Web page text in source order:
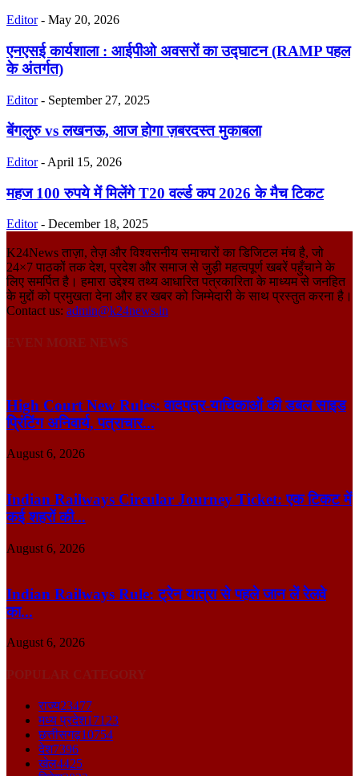
Editor - May 20, 2026
एनएसई कार्यशाला : आईपीओ अवसरों का उद्घाटन (RAMP पहल
के अंतर्गत)
Editor - September 27, 2025
बेंगलुरु vs लखनऊ, आज होगा ज़बरदस्त मुकाबला
Editor - April 15, 2026
महज 100 रुपये में मिलेंगे T20 वर्ल्ड कप 2026 के मैच टिकट
Editor - December 18, 2025
K24News ताज़ा, तेज़ और विश्वसनीय समाचारों का डिजिटल मंच है, जो
24×7 पाठकों तक देश, प्रदेश और समाज से जुड़ी महत्वपूर्ण खबरें पहुँचाने के
लिए समर्पित है। हमारा उद्देश्य तथ्य आधारित पत्रकारिता के माध्यम से जनहित
के मुद्दों को प्रमुखता देना और हर खबर को जिम्मेदारी के साथ प्रस्तुत करना है।
Contact us: admin@k24news.in
High Court New Rules: वादपत्र-याचिकाओं की डबल साइड
प्रिंटिंग अनिवार्य, पत्राचार...
August 6, 2026
Indian Railways Circular Journey Ticket: एक टिकट में
कई शहरों की...
August 6, 2026
Indian Railways Rule: ट्रेन यात्रा से पहले जान लें रेलवे
का...
August 6, 2026
राज्य23477
मध्य प्रदेश17123
छत्तीसगढ़10754
देश7396
खेल4425